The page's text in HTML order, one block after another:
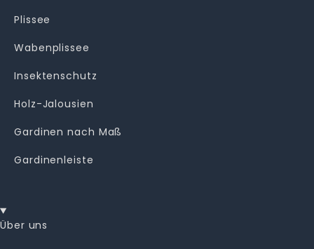
Plissee
Wabenplissee
Insektenschutz
Holz-Jalousien
Gardinen nach Maß
Gardinenleiste
Über uns